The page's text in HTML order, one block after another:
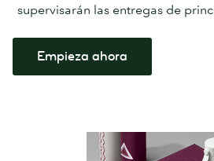
supervisarán las entregas de
Empieza ahora